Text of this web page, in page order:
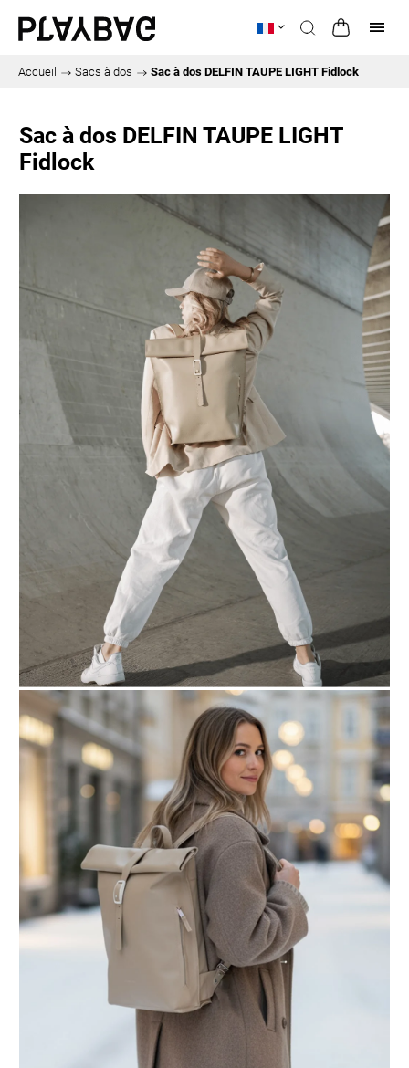
Accueil / Sacs à dos / Sac à dos DELFIN TAUPE LIGHT Fidlock
Sac à dos DELFIN TAUPE LIGHT
Fidlock